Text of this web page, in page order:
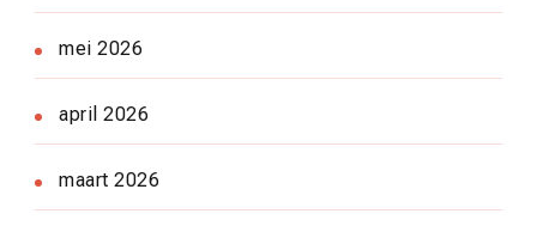
mei 2026
april 2026
maart 2026